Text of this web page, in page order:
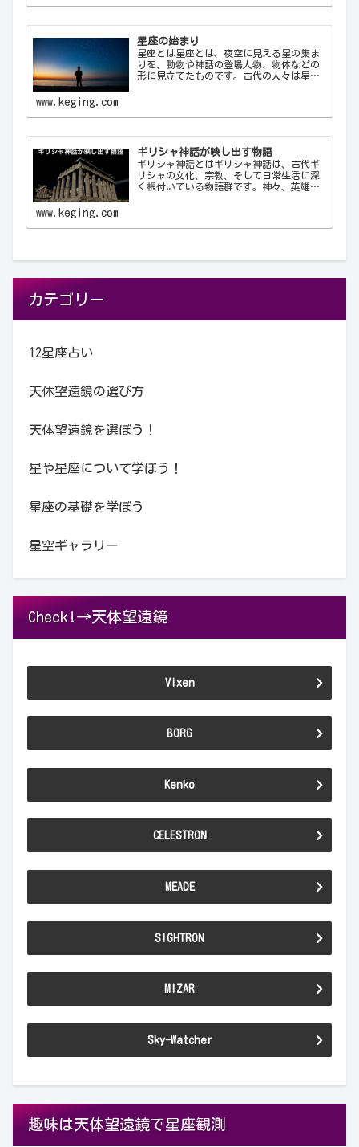
ン…
星座の始まり
星座とは星座とは、夜空に見える星の集ま
りを、動物や神話の登場人物、物体などの
形に見立てたものです。古代の人々は星を
おいて重要な役…
www.keging.com
ギリシャ神話が映し出す物語
ギリシャ神話とはギリシャ神話は、古代ギ
リシャの文化、宗教、そして日常生活に深
く根付いている物語群です。神々、英雄、
哲学に多大な…
www.keging.com
カテゴリー
12星座占い
天体望遠鏡の選び方
天体望遠鏡を選ぼう！
星や星座について学ぼう！
星座の基礎を学ぼう
星空ギャラリー
Check!→天体望遠鏡
Vixen
BORG
Kenko
CELESTRON
MEADE
SIGHTRON
MIZAR
Sky-Watcher
趣味は天体望遠鏡で星座観測